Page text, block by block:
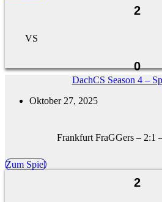
2
VS
0
DachCS Season 4 –
Oktober 27, 2025
Frankfurt FraGGers – 2:1
Zum Spiel
2